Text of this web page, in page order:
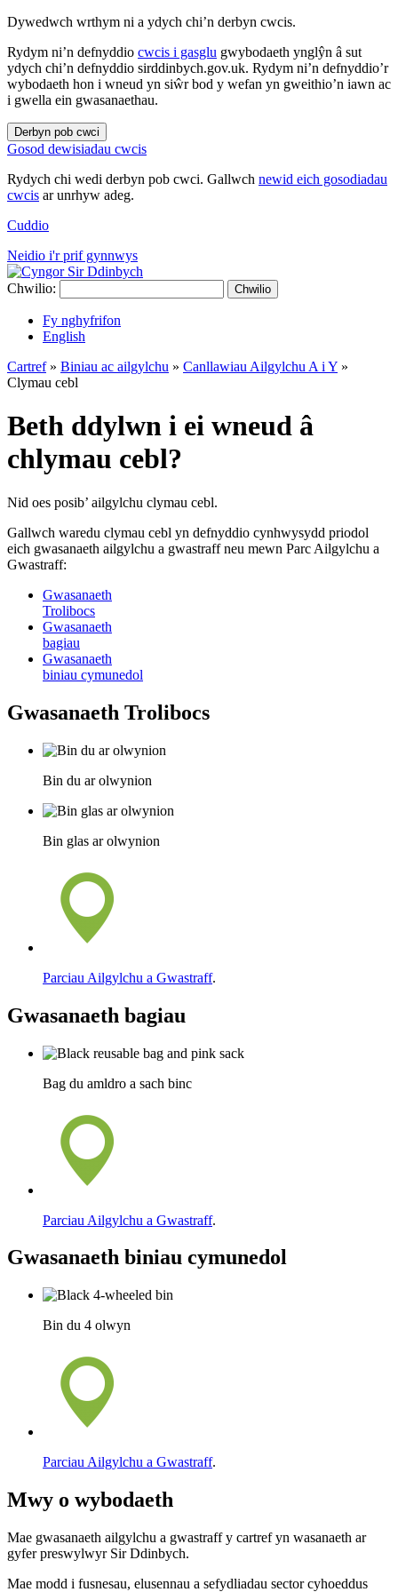
Dywedwch wrthym ni a ydych chi’n derbyn cwcis.
Rydym ni’n defnyddio cwcis i gasglu gwybodaeth ynglŷn â sut
ydych chi’n defnyddio sirddinbych.gov.uk. Rydym ni’n defnyddio’r
wybodaeth hon i wneud yn siŵr bod y wefan yn gweithio’n iawn ac
i gwella ein gwasanaethau.
Derbyn pob cwci
Gosod dewisiadau cwcis
Rydych chi wedi derbyn pob cwci. Gallwch newid eich gosodiadau
cwcis ar unrhyw adeg.
Cuddio
Neidio i'r prif gynnwys
Chwilio: Chwilio
Fy nghyfrifon
English
Cartref» Biniau ac ailgylchu » Canllawiau Ailgylchu A i Y »
Clymau cebl
Beth ddylwn i ei wneud â
chlymau cebl?
Nid oes posib’ ailgylchu clymau cebl.
Gallwch waredu clymau cebl yn defnyddio cynhwysydd priodol
eich gwasanaeth ailgylchu a gwastraff neu mewn Parc Ailgylchu a
Gwastraff:
Gwasanaeth
Trolibocs
Gwasanaeth
bagiau
Gwasanaeth
biniau cymunedol
Gwasanaeth Trolibocs
Bin du ar olwynion
Bin glas ar olwynion
Parciau Ailgylchu a Gwastraff.
Gwasanaeth bagiau
Bag du amldro a sach binc
Parciau Ailgylchu a Gwastraff.
Gwasanaeth biniau cymunedol
Bin du 4 olwyn
Parciau Ailgylchu a Gwastraff.
Mwy o wybodaeth
Mae gwasanaeth ailgylchu a gwastraff y cartref yn wasanaeth ar
gyfer preswylwyr Sir Ddinbych.
Mae modd i fusnesau, elusennau a sefydliadau sector cyhoeddus